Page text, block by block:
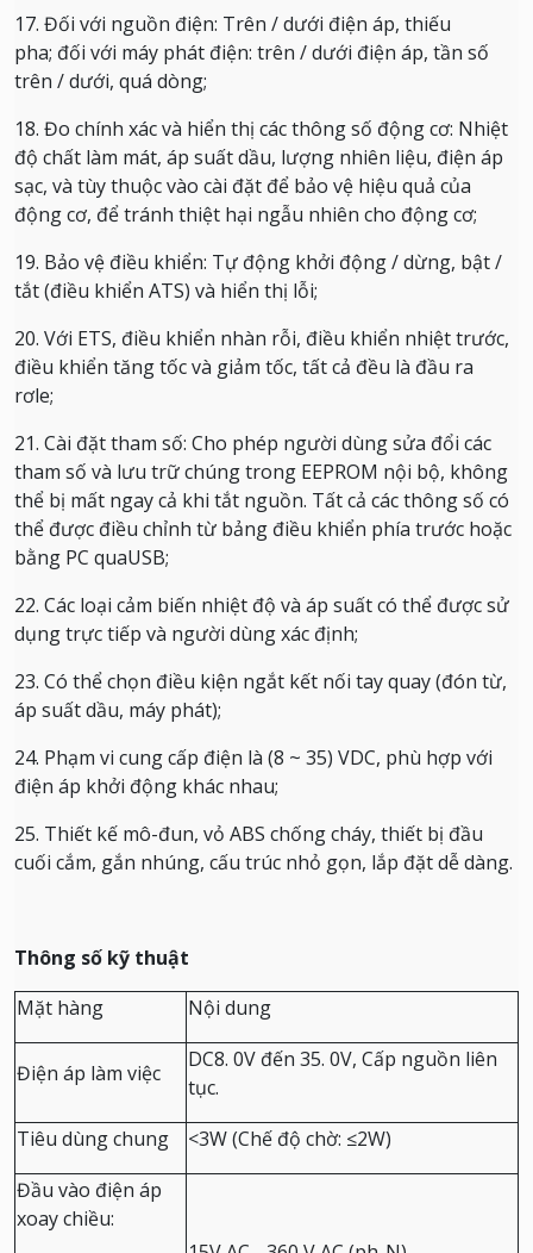
17. Đối với nguồn điện: Trên / dưới điện áp, thiếu
pha; đối với máy phát điện: trên / dưới điện áp, tần số
trên / dưới, quá dòng;
18. Đo chính xác và hiển thị các thông số động cơ: Nhiệt
độ chất làm mát, áp suất dầu, lượng nhiên liệu, điện áp
sạc, và tùy thuộc vào cài đặt để bảo vệ hiệu quả của
động cơ, để tránh thiệt hại ngẫu nhiên cho động cơ;
19. Bảo vệ điều khiển: Tự động khởi động / dừng, bật /
tắt (điều khiển ATS) và hiển thị lỗi;
20. Với ETS, điều khiển nhàn rỗi, điều khiển nhiệt trước,
điều khiển tăng tốc và giảm tốc, tất cả đều là đầu ra
rơle;
21. Cài đặt tham số: Cho phép người dùng sửa đổi các
tham số và lưu trữ chúng trong EEPROM nội bộ, không
thể bị mất ngay cả khi tắt nguồn. Tất cả các thông số có
thể được điều chỉnh từ bảng điều khiển phía trước hoặc
bằng PC quaUSB;
22. Các loại cảm biến nhiệt độ và áp suất có thể được sử
dụng trực tiếp và người dùng xác định;
23. Có thể chọn điều kiện ngắt kết nối tay quay (đón từ,
áp suất dầu, máy phát);
24. Phạm vi cung cấp điện là (8 ~ 35) VDC, phù hợp với
điện áp khởi động khác nhau;
25. Thiết kế mô-đun, vỏ ABS chống cháy, thiết bị đầu
cuối cắm, gắn nhúng, cấu trúc nhỏ gọn, lắp đặt dễ dàng.
Thông số kỹ thuật
Mặt hàng
Nội dung
Điện áp làm việc
DC8. 0V đến 35. 0V, Cấp nguồn liên
tục.
Tiêu dùng chung
<3W (Chế độ chờ: ≤2W)
Đầu vào điện áp
xoay chiều: